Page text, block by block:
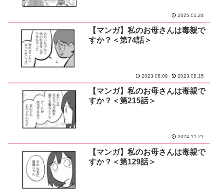
2025.01.24
【マンガ】私のお母さんは毒親で
すか？＜第74話＞
2023.08.09 2023.08.15
【マンガ】私のお母さんは毒親で
すか？＜第215話＞
2024.11.21
【マンガ】私のお母さんは毒親で
すか？＜第129話＞